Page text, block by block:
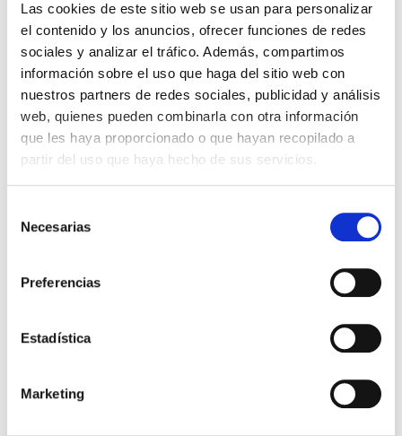
Las cookies de este sitio web se usan para personalizar
el contenido y los anuncios, ofrecer funciones de redes
sociales y analizar el tráfico. Además, compartimos
información sobre el uso que haga del sitio web con
nuestros partners de redes sociales, publicidad y análisis
web, quienes pueden combinarla con otra información
que les haya proporcionado o que hayan recopilado a
partir del uso que haya hecho de sus servicios.
Necesarias
Preferencias
Estadística
Marketing
5,52 € Impuestos incluidos
-
Negro Rojo
Recambio de tinta para tu sello Trodat 4630
Con cada almohadilla podrás hacer hasta 3000 impresiones
aproximadamente.